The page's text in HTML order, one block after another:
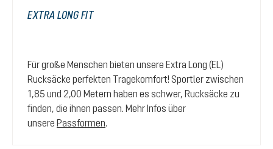
EXTRA LONG FIT
Für große Menschen bieten unsere Extra Long (EL)
Rucksäcke perfekten Tragekomfort! Sportler zwischen
1,85 und 2,00 Metern haben es schwer, Rucksäcke zu
finden, die ihnen passen. Mehr Infos über
unsere Passformen.